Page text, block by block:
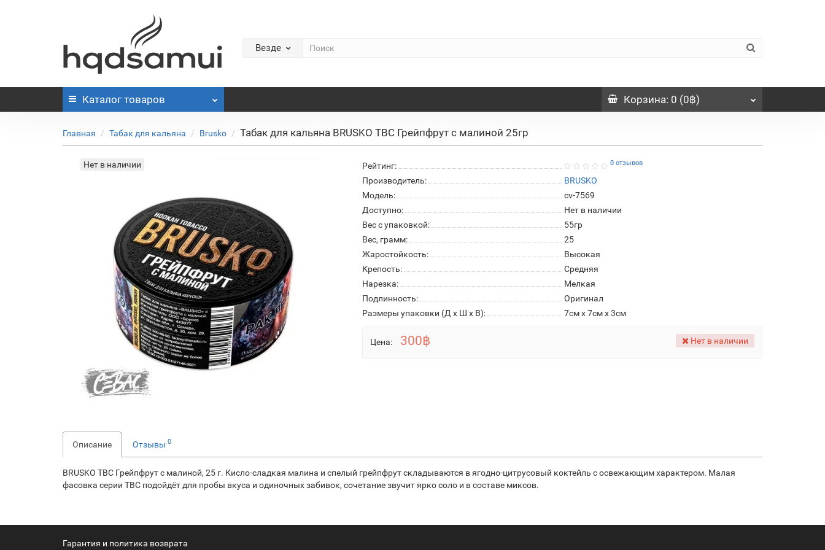
Везде
Каталог товаров Корзина: 0 (0฿)
Главная Табак для кальяна Brusko Табак для кальяна BRUSKO TBC Грейпфрут с малиной 25гр
Нет в наличии Рейтинг: 0 отзывов
Производитель:
BRUSKO
Модель:
cv-7569
Доступно:
Нет в наличии
Вес с упаковкой:
55гр
Вес, грамм:
25
Жаростойкость:
Высокая
Крепость:
Средняя
Нарезка:
Мелкая
Подлинность:
Оригинал
Размеры упаковки (Д х Ш х В):
7см x 7см x 3см
Цена: 300฿ Нет в наличии
Описание Отзывы 0
BRUSKO TBC Грейпфрут с малиной, 25 г. Кисло-сладкая малина и спелый грейпфрут складываются в ягодно-цитрусовый коктейль с освежающим характером. Малая
фасовка серии TBC подойдёт для пробы вкуса и одиночных забивок, сочетание звучит ярко соло и в составе миксов.
Гарантия и политика возврата